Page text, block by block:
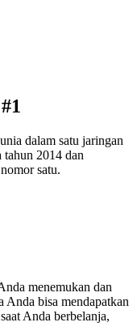
dalam satu jaringan
2014 dan
satu.
menemukan dan
Anda bisa mendapatkan
Anda berbelanja,